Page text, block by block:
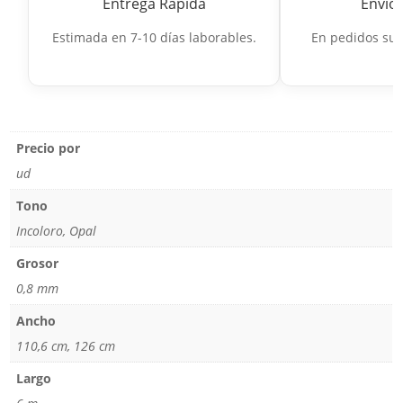
Estimada en 7-10 días laborables. En pedidos
Precio por
ud
Tono
Incoloro, Opal
Grosor
0,8 mm
Ancho
110,6 cm, 126 cm
Largo